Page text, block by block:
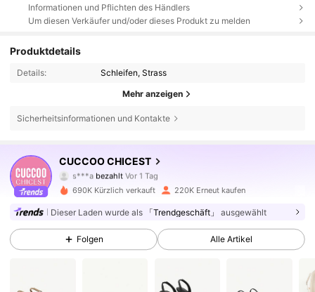
Informationen und Pflichten des Händlers
Um diesen Verkäufer und/oder dieses Produkt zu melden
Produktdetails
Details: Schleifen, Strass
Mehr anzeigen
Sicherheitsinformationen und Kontakte
CUCCOO CHICEST
4,85
437K Follower
s***abezahlt
Vor 1 Tag
k***nistVor 10 Minuten
4,85 437K Follower
690K Kürzlich verkauft 220K Erneut kaufen
Dieser Laden wurde als 「Trendgeschäft」 ausgewählt
Folgen Alle Artikel